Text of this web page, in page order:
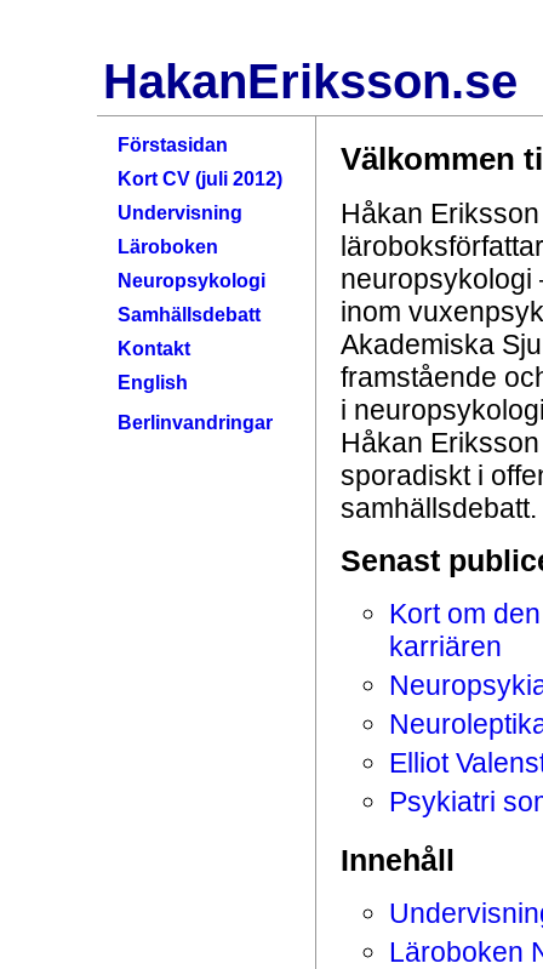
HakanEriksson.se
Förstasidan
Kort CV (juli 2012)
Undervisning
Läroboken
Neuropsykologi
Samhällsdebatt
Kontakt
English
Berlinvandringar
Välkommen
Håkan
inom
Akademiska
framstående
i
Håkan
sporadiskt i
samhällsdebatt.
Senast
Kort om
karriären
Elliot
Psykiatri
Innehåll
Läroboken